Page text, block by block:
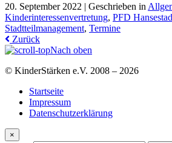
20. September 2022 | Geschrieben in
Kinderinteressenvertretung, PFD
Stadtteilmanagement, Termine
Zurück
Nach oben
© KinderStärken e.V. 2008 – 2026
Startseite
Impressum
Datenschutzerklärung
×